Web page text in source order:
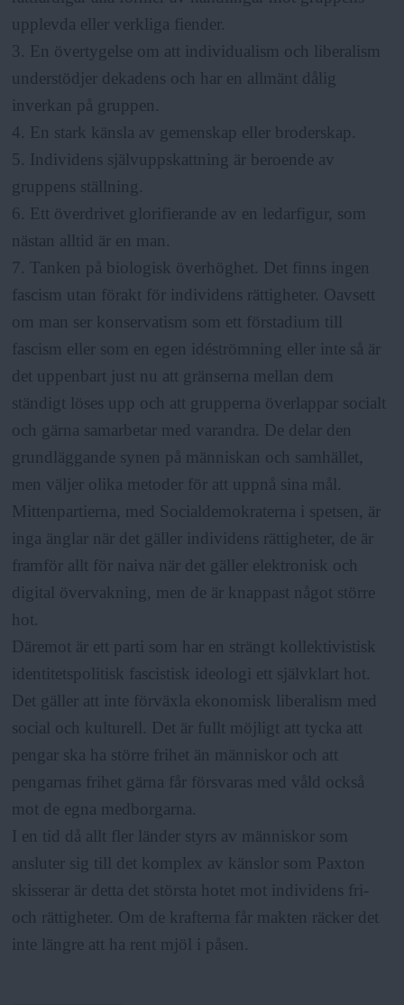
upplevda eller verkliga fiender.
3. En övertygelse om att individualism och liberalism
understödjer dekadens och har en allmänt dålig
inverkan på gruppen.
4. En stark känsla av gemenskap eller broderskap.
5. Individens självuppskattning är beroende av
gruppens ställning.
6. Ett överdrivet glorifierande av en ledarfigur, som
nästan alltid är en man.
7. Tanken på biologisk överhöghet. Det finns ingen
fascism utan förakt för individens rättigheter. Oavsett
om man ser konservatism som ett förstadium till
fascism eller som en egen idéströmning eller inte så är
det uppenbart just nu att gränserna mellan dem
ständigt löses upp och att grupperna överlappar socialt
och gärna samarbetar med varandra. De delar den
grundläggande synen på människan och samhället,
men väljer olika metoder för att uppnå sina mål.
Mittenpartierna, med Socialdemokraterna i spetsen, är
inga änglar när det gäller individens rättigheter, de är
framför allt för naiva när det gäller elektronisk och
digital övervakning, men de är knappast något större
hot.
Däremot är ett parti som har en strängt kollektivistisk
identitetspolitisk fascistisk ideologi ett självklart hot.
Det gäller att inte förväxla ekonomisk liberalism med
social och kulturell. Det är fullt möjligt att tycka att
pengar ska ha större frihet än människor och att
pengarnas frihet gärna får försvaras med våld också
mot de egna medborgarna.
I en tid då allt fler länder styrs av människor som
ansluter sig till det komplex av känslor som Paxton
skisserar är detta det största hotet mot individens fri-
och rättigheter. Om de krafterna får makten räcker det
inte längre att ha rent mjöl i påsen.